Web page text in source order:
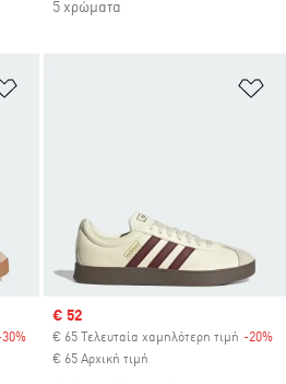
5 χρώματα
Προσθήκη στη Λίστα Επιθυμιών
30% Discount
Sale price
€ 52
€ 65 Τελευταία χαμηλότερη τιμή -20%
€ 65 Αρχική τιμή